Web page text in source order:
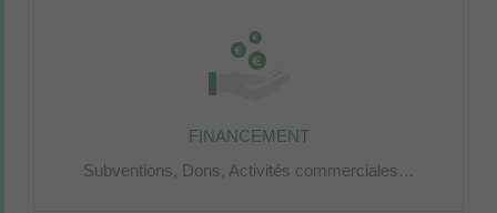
FINANCEMENT
Subventions, Dons, Activités commerciales…